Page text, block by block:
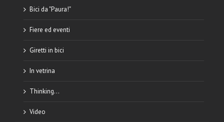
Bici da "Paura!"
Fiere ed eventi
Giretti in bici
In vetrina
Thinking…
Video